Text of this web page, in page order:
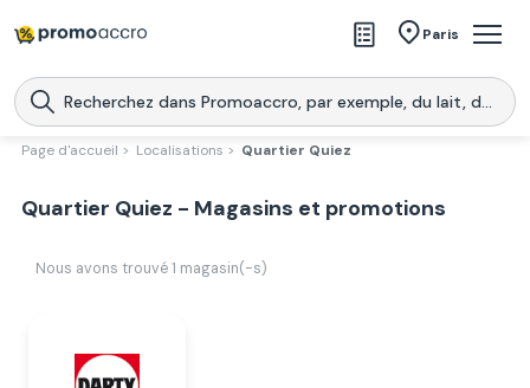
Paris
Magasins
Produits
Promoaccro
l'application
Page d'accueil > Localisations > Quartier Quiez
Quartier Quiez - Magasins et promotions
Nous avons trouvé 1 magasin(-s)